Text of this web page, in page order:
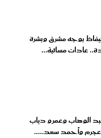
بوجه مشرق وبشرة
عادات مسائية...
الوهاب وعمرو دياب
عجرم وأحمد سعد.....